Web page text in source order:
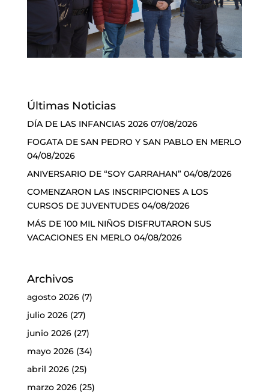
Últimas Noticias
DÍA DE LAS INFANCIAS 2026 07/08/2026
FOGATA DE SAN PEDRO Y SAN PABLO EN MERLO
04/08/2026
ANIVERSARIO DE “SOY GARRAHAN” 04/08/2026
COMENZARON LAS INSCRIPCIONES A LOS
CURSOS DE JUVENTUDES 04/08/2026
MÁS DE 100 MIL NIÑOS DISFRUTARON SUS
VACACIONES EN MERLO 04/08/2026
Archivos
agosto 2026(7)
julio 2026(27)
junio 2026(27)
mayo 2026(34)
abril 2026(25)
marzo 2026(25)